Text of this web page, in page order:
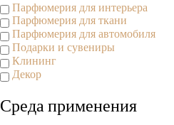
Парфюмерия для интерьера
Парфюмерия для ткани
Парфюмерия для автомобиля
Подарки и сувениры
Клининг
Декор
Среда применения